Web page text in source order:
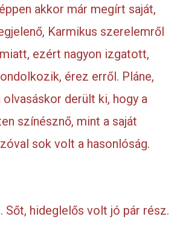
akkor már megírt saját,
Karmikus szerelemről
ezért nagyon izgatott,
érez erről. Pláne,
derült ki, hogy a
színésznő, mint a saját
sok volt a hasonlóság.
Sőt, hideglelős volt jó pár rész.